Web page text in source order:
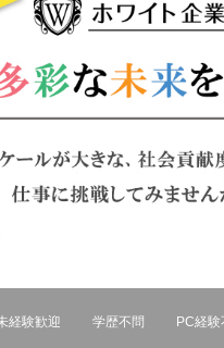
経験歓迎 学歴不問 PC経験